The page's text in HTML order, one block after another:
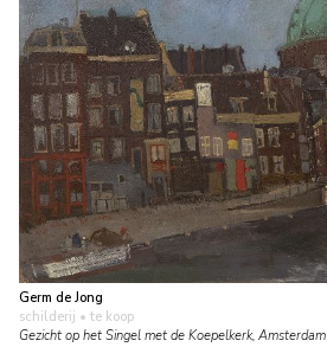
Germ de Jong
schilderij • te koop
Gezicht op het Singel met de Koepelkerk, Amsterdam